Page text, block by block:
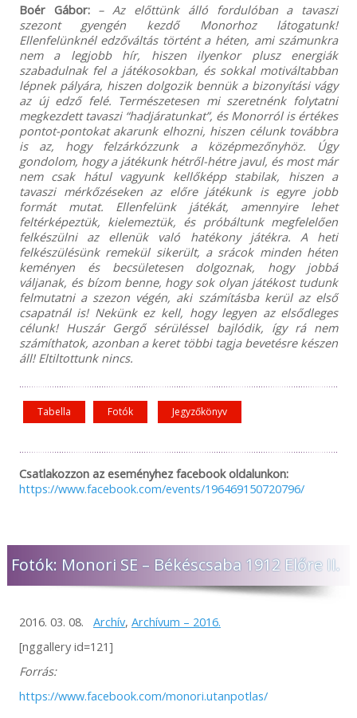
Boér Gábor: – Az előttünk álló fordulóban a tavaszi
szezont gyengén kezdő Monorhoz látogatunk!
Ellenfelünknél edzőváltás történt a héten, ami számunkra
nem a legjobb hír, hiszen ilyenkor plusz energiák
szabadulnak fel a játékosokban, és sokkal motiváltabban
lépnek pályára, hiszen dolgozik bennük a bizonyítási vágy
az új edző felé. Természetesen mi szeretnénk folytatni
megkezdett tavaszi “hadjáratunkat”, és Monorról is értékes
pontot-pontokat akarunk elhozni, hiszen célunk továbbra
is az, hogy felzárkózzunk a középmezőnyhöz. Úgy
gondolom, hogy a játékunk hétről-hétre javul, és most már
nem csak hátul vagyunk kellőképp stabilak, hiszen a
tavaszi mérkőzéseken az előre játékunk is egyre jobb
formát mutat. Ellenfelünk játékát, amennyire lehet
feltérképeztük, kielemeztük, és próbáltunk megfelelően
felkészülni az ellenük való hatékony játékra. A heti
felkészülésünk remekül sikerült, a srácok minden héten
keményen és becsületesen dolgoznak, hogy jobbá
váljanak, és bízom benne, hogy sok olyan játékost tudunk
felmutatni a szezon végén, aki számításba kerül az első
csapatnál is! Nekünk ez kell, hogy legyen az elsődleges
célunk! Huszár Gergő sérüléssel bajlódik, így rá nem
számíthatok, azonban a keret többi tagja bevetésre készen
áll! Eltiltottunk nincs.
Fotók Jegyzőkönyv
Tabella
Csatlakozzon az eseményhez facebook oldalunkon:
https://www.facebook.com/events/196469150720796/
Fotók: Monori SE – Békéscsaba 1912 Előre II.
2016. 03. 08. Archív, Archívum – 2016.
[nggallery id=121]
Forrás:
https://www.facebook.com/monori.utanpotlas/